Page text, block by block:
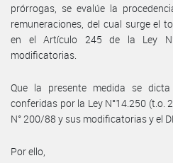
prórrogas, se evalúe la
remuneraciones, del cual surge el
en el Artículo 245 de la Ley
modificatorias.
Que la presente medida se
conferidas por la Ley N°14.250 (t.o.
N° 200/88 y sus modificatorias y el
Por ello,